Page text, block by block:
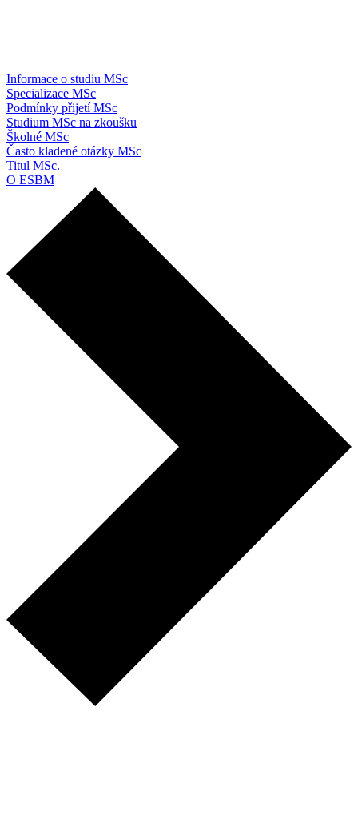
Informace o studiu MSc
Specializace MSc
Podmínky přijetí MSc
Studium MSc na zkoušku
Školné MSc
Často kladené otázky MSc
Titul MSc.
O ESBM